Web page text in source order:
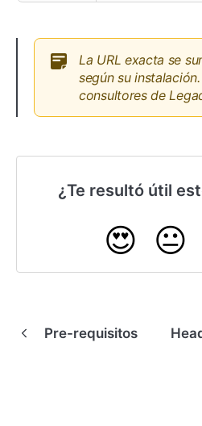
La URL exacta se
según su
consultores de
¿Te resultó útil
😍 😐
Pre-requisitos